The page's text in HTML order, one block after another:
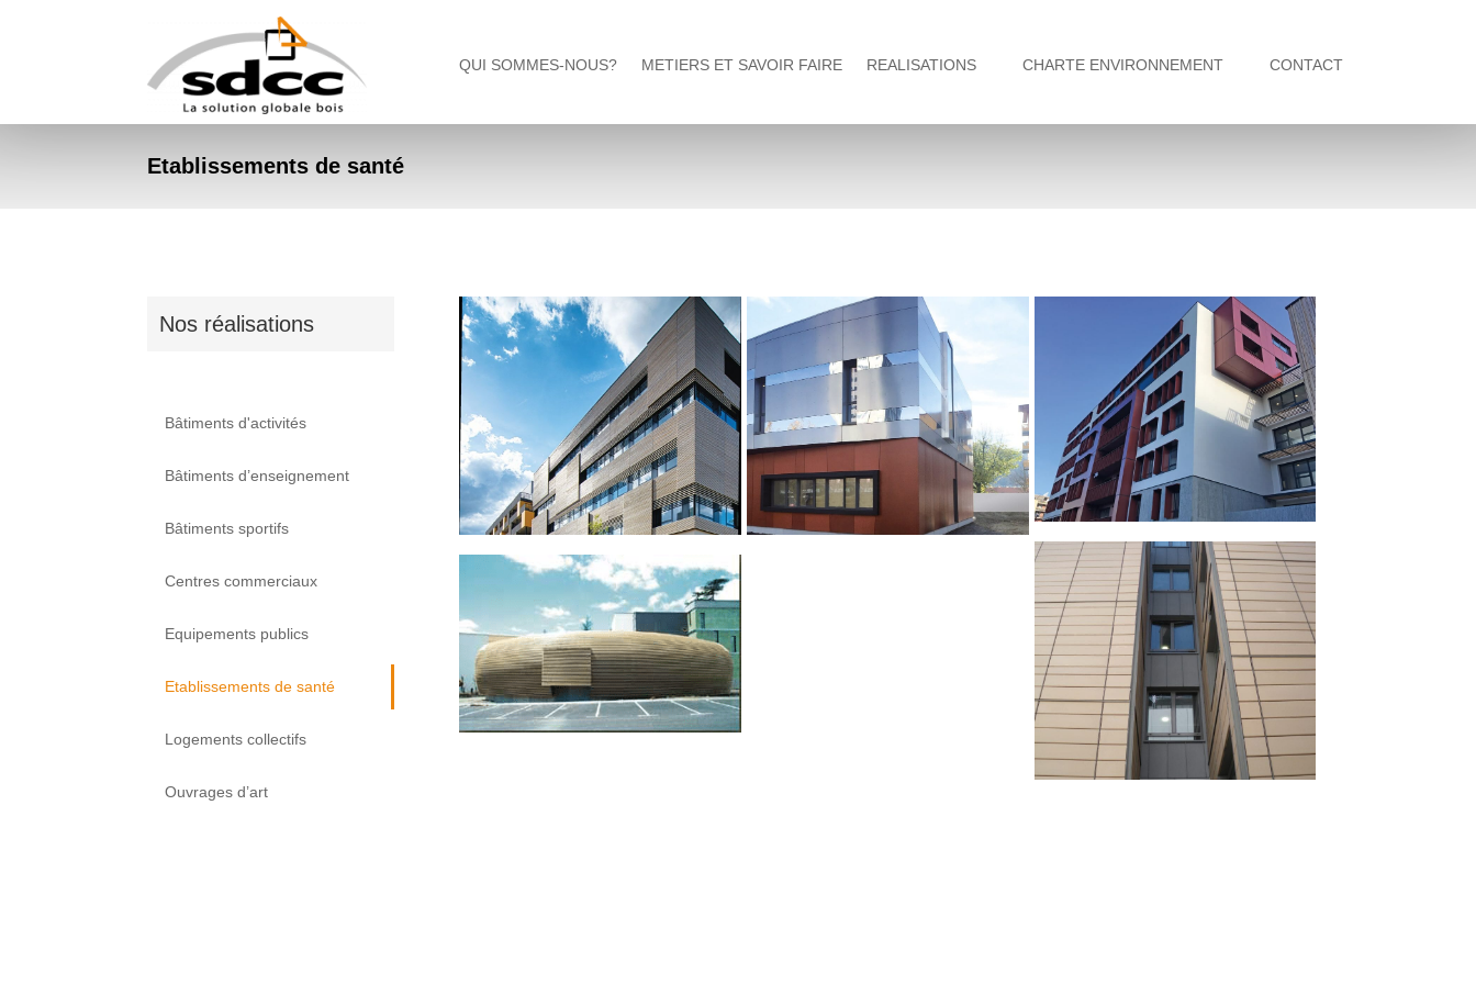
QUI SOMMES-NOUS? METIERS ET SAVOIR FAIRE REALISATIONS CHARTE ENVIRONNEMENT CONTACT
Etablissements de santé
Nos réalisations
Bâtiments d'activités
Bâtiments d’enseignement
Bâtiments sportifs
Centres commerciaux
Equipements publics
Etablissements de santé
Logements collectifs
Ouvrages d’art